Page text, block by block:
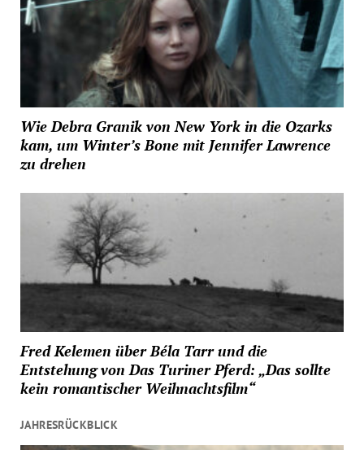
Wie Debra Granik von New York in die Ozarks
kam, um Winter’s Bone mit Jennifer Lawrence
zu drehen
Fred Kelemen über Béla Tarr und die
Entstehung von Das Turiner Pferd: „Das sollte
kein romantischer Weihnachtsfilm“
JAHRESRÜCKBLICK